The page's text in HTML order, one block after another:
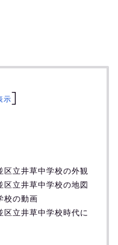
示]
区立井草中学校の外観
区立井草中学校の地図
校の動画
区立井草中学校時代に